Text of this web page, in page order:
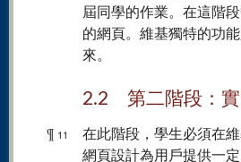
屆同學的作業。在這階
的網頁。維基獨特的功
來。
2.2 第二階段：實
¶ 11
在此階段，學生必須在
網頁設計為用戶提供一